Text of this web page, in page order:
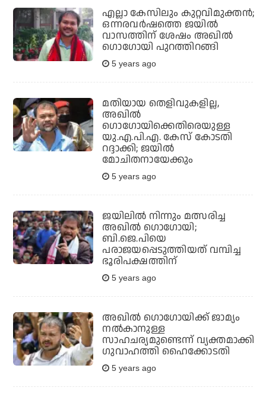
എല്ലാ കേസിലും കുറ്റവിമുക്തന്‍;
ഒന്നരവര്‍ഷത്തെ ജയില്‍
വാസത്തിന് ശേഷം അഖില്‍
ഗൊഗോയി പുറത്തിറങ്ങി
5 years ago
മതിയായ തെളിവുകളില്ല,
അഖില്‍
ഗൊഗോയിക്കെതിരെയുള്ള
യു.എ.പി.എ. കേസ് കോടതി
റദ്ദാക്കി; ജയില്‍
മോചിതനായേക്കും
5 years ago
ജയിലില്‍ നിന്നും മത്സരിച്ച
അഖില്‍ ഗൊഗോയി;
ബി.ജെ.പിയെ
പരാജയപ്പെടുത്തിയത് വമ്പിച്ച
ഭൂരിപക്ഷത്തിന്
5 years ago
അഖില്‍ ഗൊഗോയിക്ക് ജാമ്യം
നല്‍കാനുള്ള
സാഹചര്യമുണ്ടെന്ന് വ്യക്തമാക്കി
ഗുവാഹത്തി ഹൈക്കോടതി
5 years ago